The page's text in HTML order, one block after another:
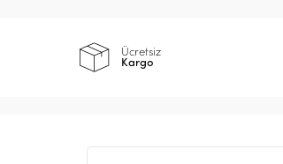
Ücretsiz
Kargo